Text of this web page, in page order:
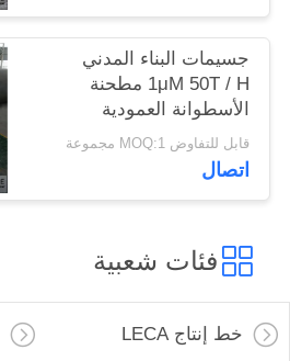
جسيمات البناء المدني
1μM 50T / H مطحنة
الأسطوانة العمودية
قابل للتفاوض MOQ:1 مجموعة
اتصال
فئات شعبية
خط إنتاج LECA